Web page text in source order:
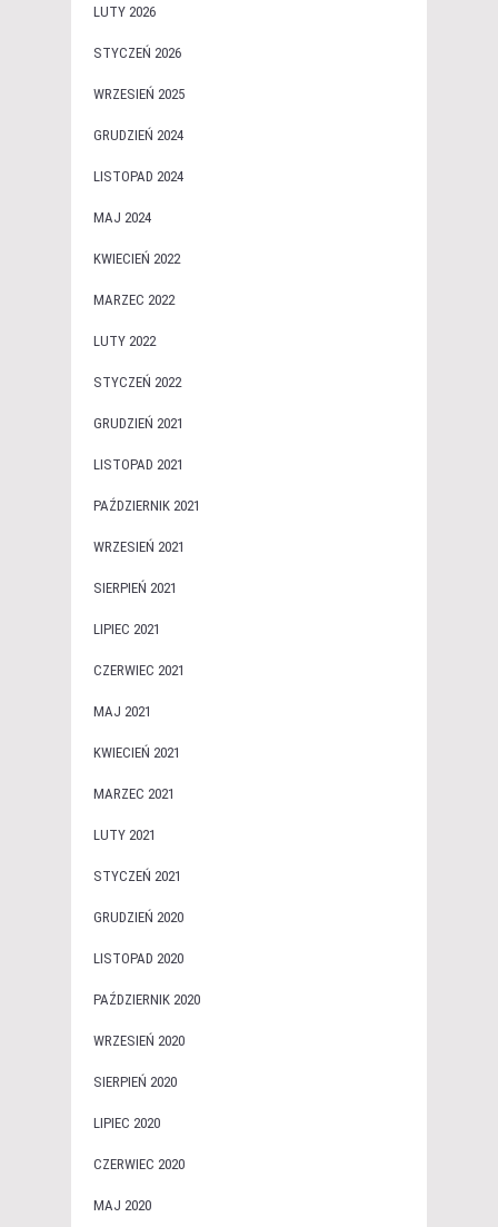
LUTY 2026
STYCZEŃ 2026
WRZESIEŃ 2025
GRUDZIEŃ 2024
LISTOPAD 2024
MAJ 2024
KWIECIEŃ 2022
MARZEC 2022
LUTY 2022
STYCZEŃ 2022
GRUDZIEŃ 2021
LISTOPAD 2021
PAŹDZIERNIK 2021
WRZESIEŃ 2021
SIERPIEŃ 2021
LIPIEC 2021
CZERWIEC 2021
MAJ 2021
KWIECIEŃ 2021
MARZEC 2021
LUTY 2021
STYCZEŃ 2021
GRUDZIEŃ 2020
LISTOPAD 2020
PAŹDZIERNIK 2020
WRZESIEŃ 2020
SIERPIEŃ 2020
LIPIEC 2020
CZERWIEC 2020
MAJ 2020